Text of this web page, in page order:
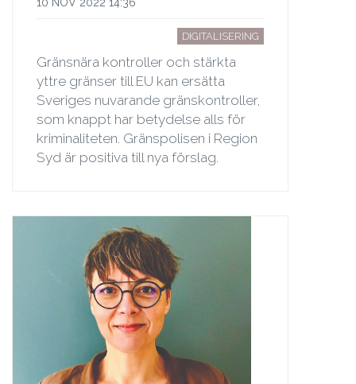
DIGITALISERING
Gränsnära kontroller och stärkta
yttre gränser till EU kan ersätta
Sveriges nuvarande gränskontroller,
som knappt har betydelse alls för
kriminaliteten. Gränspolisen i Region
Syd är positiva till nya förslag.